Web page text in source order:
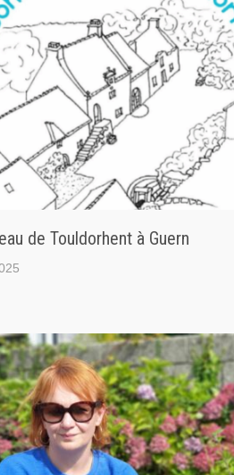
de Touldorhent à Guern